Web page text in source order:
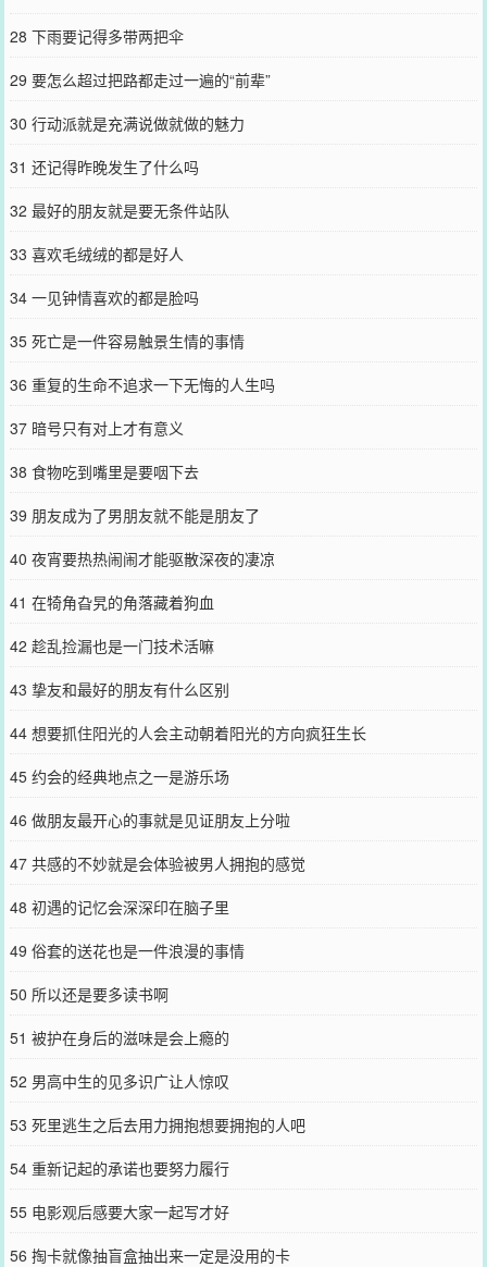
28 下雨要记得多带两把伞
29 要怎么超过把路都走过一遍的“前辈”
30 行动派就是充满说做就做的魅力
31 还记得昨晚发生了什么吗
32 最好的朋友就是要无条件站队
33 喜欢毛绒绒的都是好人
34 一见钟情喜欢的都是脸吗
35 死亡是一件容易触景生情的事情
36 重复的生命不追求一下无悔的人生吗
37 暗号只有对上才有意义
38 食物吃到嘴里是要咽下去
39 朋友成为了男朋友就不能是朋友了
40 夜宵要热热闹闹才能驱散深夜的凄凉
41 在犄角旮旯的角落藏着狗血
42 趁乱捡漏也是一门技术活嘛
43 挚友和最好的朋友有什么区别
44 想要抓住阳光的人会主动朝着阳光的方向疯狂生长
45 约会的经典地点之一是游乐场
46 做朋友最开心的事就是见证朋友上分啦
47 共感的不妙就是会体验被男人拥抱的感觉
48 初遇的记忆会深深印在脑子里
49 俗套的送花也是一件浪漫的事情
50 所以还是要多读书啊
51 被护在身后的滋味是会上瘾的
52 男高中生的见多识广让人惊叹
53 死里逃生之后去用力拥抱想要拥抱的人吧
54 重新记起的承诺也要努力履行
55 电影观后感要大家一起写才好
56 掏卡就像抽盲盒抽出来一定是没用的卡